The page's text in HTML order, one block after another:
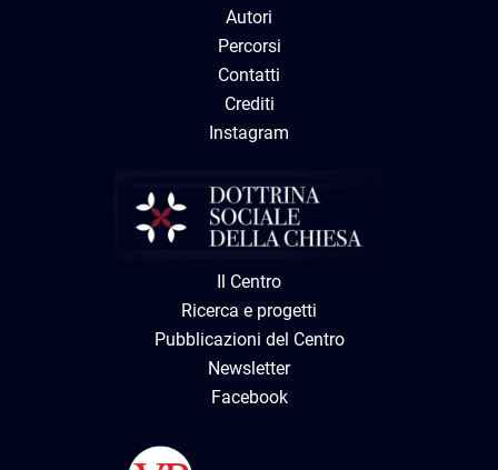
Autori
Percorsi
Contatti
Crediti
Instagram
Il Centro
Ricerca e progetti
Pubblicazioni del Centro
Newsletter
Facebook